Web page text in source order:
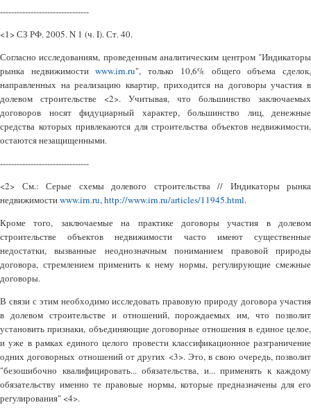
--------------------------------
<1> СЗ РФ. 2005. N 1 (ч. I). Ст. 40.
Согласно исследованиям, проведенным аналитическим центром "Индикаторы
рынка недвижимостиwww.irn.ru", только 10,6% общего объема сделок,
направленных на реализацию квартир, приходится на договоры участия в
долевом строительстве <2>. Учитывая, что большинство заключаемых
договоров носят фидуциарный характер, большинство лиц, денежные
средства которых привлекаются для строительства объектов недвижимости,
остаются незащищенными.
--------------------------------
<2> См.: Серые схемы долевого строительства // Индикаторы рынка
недвижимостиwww.irn.ru,http://www.irn.ru/articles/11945.html.
Кроме того, заключаемые на практике договоры участия в долевом
строительстве объектов недвижимости часто имеют существенные
недостатки, вызванные неоднозначным пониманием правовой природы
договора, стремлением применить к нему нормы, регулирующие смежные
договоры.
В связи с этим необходимо исследовать правовую природу договора участия
в долевом строительстве и отношений, порождаемых им, что позволит
установить признаки, объединяющие договорные отношения в единое целое,
и уже в рамках единого целого провести классификационное разграничение
одних договорных отношений от других <3>. Это, в свою очередь, позволит
"безошибочно квалифицировать... обязательства, и... применять к каждому
обязательству именно те правовые нормы, которые предназначены для его
регулирования" <4>.